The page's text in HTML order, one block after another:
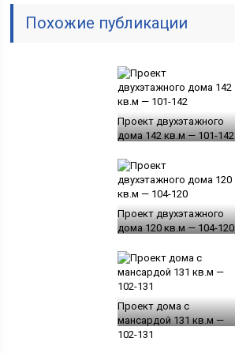
Похожие публикации
Проект двухэтажного
дома 142 кв.м — 101-142
Проект двухэтажного
дома 120 кв.м — 104-120
Проект дома с
мансардой 131 кв.м —
102-131